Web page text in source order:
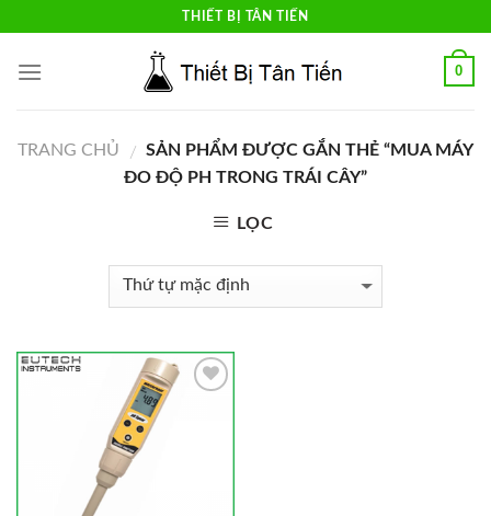
content
THIẾT BỊ TÂN TIẾN
0
TRANG CHỦ / SẢN PHẨM ĐƯỢC GẮN THẺ “MUA MÁY
ĐO ĐỘ PH TRONG TRÁI CÂY”
LỌC